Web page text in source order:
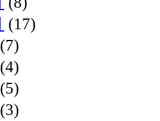
(17)
(7)
(4)
(5)
(3)